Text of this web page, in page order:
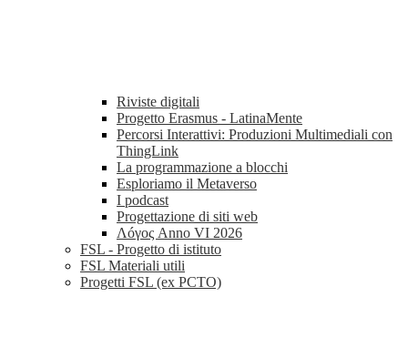
Riviste digitali
Progetto Erasmus - LatinaMente
Percorsi Interattivi: Produzioni Multimediali con
ThingLink
La programmazione a blocchi
Esploriamo il Metaverso
I podcast
Progettazione di siti web
Λóγος Anno VI 2026
FSL - Progetto di istituto
FSL Materiali utili
Progetti FSL (ex PCTO)